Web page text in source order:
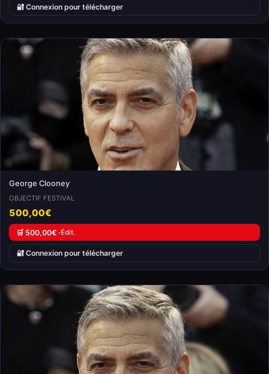
🔐 Connexion pour télécharger
George Clooney
OBJECTIF FESTIVAL
500,00€
🛒 500,00€ ·Édit.
🔐 Connexion pour télécharger